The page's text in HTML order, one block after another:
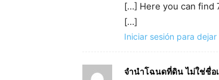
[…] Here you can find
[…]
Iniciar sesión para
จํานําโฉนดที่ดิน ไม่ใช่ชื่อ